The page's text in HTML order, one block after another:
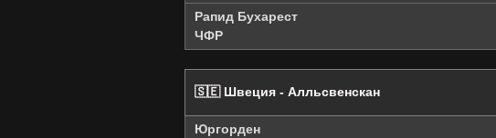
Рапид Бухарест
ЧФР
🇸🇪 Швеция - Алльсвенскан
Юргорден